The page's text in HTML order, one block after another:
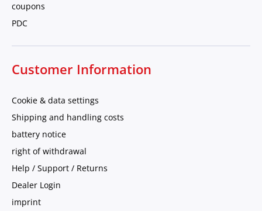
coupons
PDC
Customer Information
Cookie & data settings
Shipping and handling costs
battery notice
right of withdrawal
Help / Support / Returns
Dealer Login
imprint